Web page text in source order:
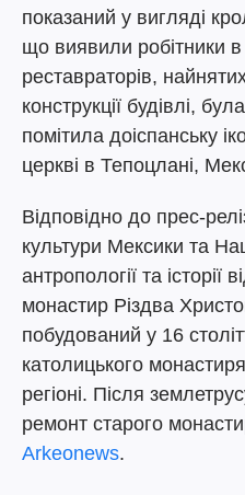
показаний у вигляді
що виявили робітники
реставраторів,
конструкції будівлі,
помітила доіспанську
церкві в Тепоцлані,
Відповідно до прес-
культури Мексики та
антропології та історії
монастир Різдва
побудований у 16
католицького
регіоні. Після
ремонт старого
Arkeonews.